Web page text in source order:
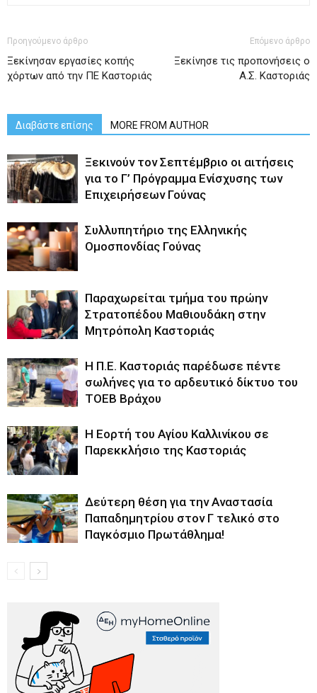
Προηγούμενο άρθρο
Ξεκίνησαν εργασίες κοπής
χόρτων από την ΠΕ Καστοριάς
Επόμενο άρθρο
Ξεκίνησε τις προπονήσεις ο
Α.Σ. Καστοριάς
Διαβάστε επίσης MORE FROM AUTHOR
Ξεκινούν τον Σεπτέμβριο οι αιτήσεις
για το Γ’ Πρόγραμμα Ενίσχυσης των
Επιχειρήσεων Γούνας
Συλλυπητήριο της Ελληνικής
Ομοσπονδίας Γούνας
Παραχωρείται τμήμα του πρώην
Στρατοπέδου Μαθιουδάκη στην
Μητρόπολη Καστοριάς
Η Π.Ε. Καστοριάς παρέδωσε πέντε
σωλήνες για το αρδευτικό δίκτυο του
ΤΟΕΒ Βράχου
H Εορτή του Αγίου Καλλινίκου σε
Παρεκκλήσιο της Καστοριάς
Δεύτερη θέση για την Αναστασία
Παπαδημητρίου στον Γ τελικό στο
Παγκόσμιο Πρωτάθλημα!